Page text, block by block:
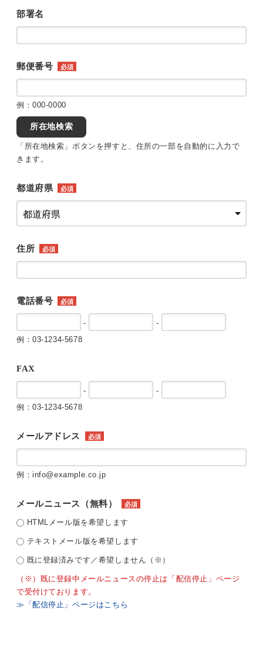
部署名
郵便番号 必須
例：000-0000
所在地検索
「所在地検索」ボタンを押すと、住所の一部を自動的に入力で
きます。
都道府県 必須
住所 必須
電話番号 必須
-
-
例：03-1234-5678
FAX
-
-
例：03-1234-5678
メールアドレス 必須
例：info@example.co.jp
メールニュース（無料） 必須
HTMLメール版を希望します
テキストメール版を希望します
既に登録済みです／希望しません（※）
（※）既に登録中メールニュースの停止は「配信停止」ページ
で受付けております。
≫「配信停止」ページはこちら